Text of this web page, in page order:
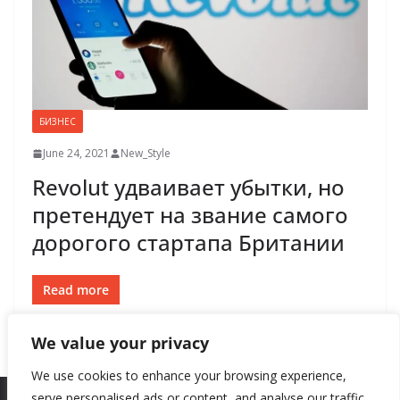
We value your privacy
We use cookies to enhance your browsing experience,
БИЗНЕС
June 24, 2021 New_Style
Revolut удваивает убытки, но
претендует на звание самого
дорогого стартапа Британии
Read more